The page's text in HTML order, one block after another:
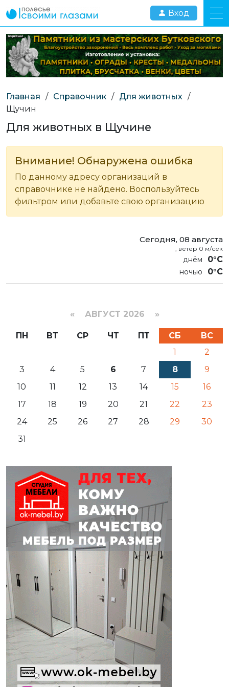
Вход
Главная / Справочник / Для животных /
Щучин
Для животных в Щучине
Внимание! Обнаружена ошибка
По данному адресу организаций в
справочнике не найдено. Воспользуйтесь
фильтром или добавьте свою организацию
Сегодня, 08 августа
, ветер 0 м/сек
0°C
0°C
« АВГУСТ 2026 »
ПН ВТ СР ЧТ ПТ СБ
ВС
1
2
3
4 5 6 7 8
9
10
11 12 13 14 15
16
17
18 19 20 21 22
23
24
25 26 27 28 29
30
31